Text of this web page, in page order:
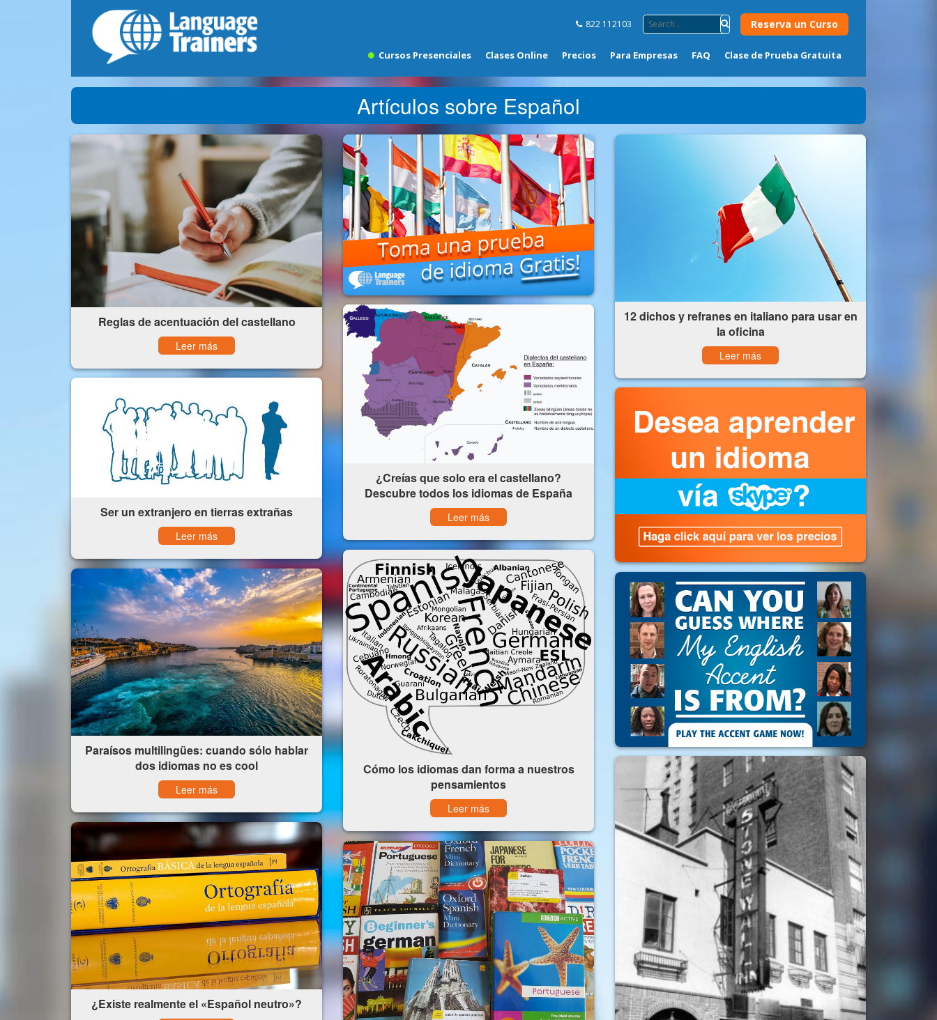
822 112103 Reserva un Curso
Cursos Presenciales Clases Online Precios Para Empresas FAQ Clase de Prueba Gratuita
Artículos sobre Español
Reglas de acentuación del castellano
Leer más
12 dichos y refranes en italiano para usar en
la oficina
Leer más
¿Creías que solo era el castellano?
Descubre todos los idiomas de España
Leer más
Ser un extranjero en tierras extrañas
Leer más
Cómo los idiomas dan forma a nuestros
pensamientos
Leer más
Paraísos multilingües: cuando sólo hablar
dos idiomas no es cool
Leer más
¿Existe realmente el «Español neutro»?